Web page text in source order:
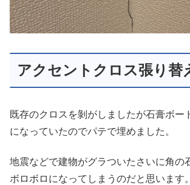
アクセントクロス張り替
既存のクロスを剝がしましたが石膏ボー
になっていたのでパテで埋めました。
地震などで建物がグラついたさいに角の
ボロボロになってしまうのだと思います。